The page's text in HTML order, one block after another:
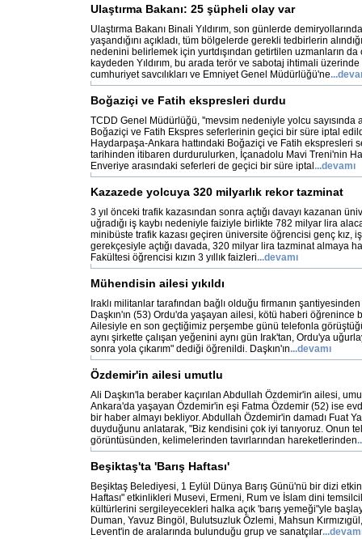
Ulaştırma Bakanı: 25 şüpheli olay var
Ulaştırma Bakanı Binali Yıldırım, son günlerde
yaşandığını açıkladı, tüm bölgelerde gerekli tedbirlerin
nedenini belirlemek için yurtdışından getirtilen uzmanların da
kaydeden Yıldırım, bu arada terör ve sabotaj ihtimali üzerinde
cumhuriyet savcılıkları ve Emniyet Genel Müdürlüğü'ne
Boğaziçi ve Fatih ekspresleri durdu
TCDD Genel Müdürlüğü, ''mevsim nedeniyle yolcu sayısında
Boğaziçi ve Fatih Ekspres seferlerinin geçici bir süre iptal
Haydarpaşa-Ankara hattındaki Boğaziçi ve Fatih ekspresleri
tarihinden itibaren durdurulurken, İçanadolu Mavi Treni'nin
Enveriye arasındaki seferleri de geçici bir süre iptal ...devamı
Kazazede yolcuya 320 milyarlık rekor tazminat
3 yıl önceki trafik kazasından sonra açtığı davayı kazanan
uğradığı iş kaybı nedeniyle faiziyle birlikte 782 milyar lira
minibüste trafik kazası geçiren üniversite öğrencisi genç kız, iş
gerekçesiyle açtığı davada, 320 milyar lira tazminat almaya
Fakültesi öğrencisi kızın 3 yıllık faizleri...devamı
Mühendisin ailesi yıkıldı
Iraklı militanlar tarafından bağlı olduğu firmanın
Daşkın'ın (53) Ordu'da yaşayan ailesi, kötü haberi öğrenince
Ailesiyle en son geçtiğimiz perşembe günü telefonla
aynı şirkette çalışan yeğenini aynı gün Irak'tan, Ordu'ya
sonra yola çıkarım" dediği öğrenildi. Daşkın'ın...devamı
Özdemir'in ailesi umutlu
Ali Daşkın'la beraber kaçırılan Abdullah Özdemir'in ailesi,
Ankara'da yaşayan Özdemir'in eşi Fatma Özdemir (52) ise
bir haber almayı bekliyor. Abdullah Özdemir'in damadı Fuat
duyduğunu anlatarak, "Biz kendisini çok iyi tanıyoruz. Onun
görüntüsünden, kelimelerinden tavırlarından hareketlerinden
Beşiktaş'ta 'Barış Haftası'
Beşiktaş Belediyesi, 1 Eylül Dünya Barış Günü'nü bir dizi
Haftası" etkinlikleri Musevi, Ermeni, Rum ve İslam dini
kültürlerini sergileyecekleri halka açık 'barış yemeği"yle
Duman, Yavuz Bingöl, Bulutsuzluk Özlemi, Mahsun
Levent'in de aralarında bulunduğu grup ve sanatçılar